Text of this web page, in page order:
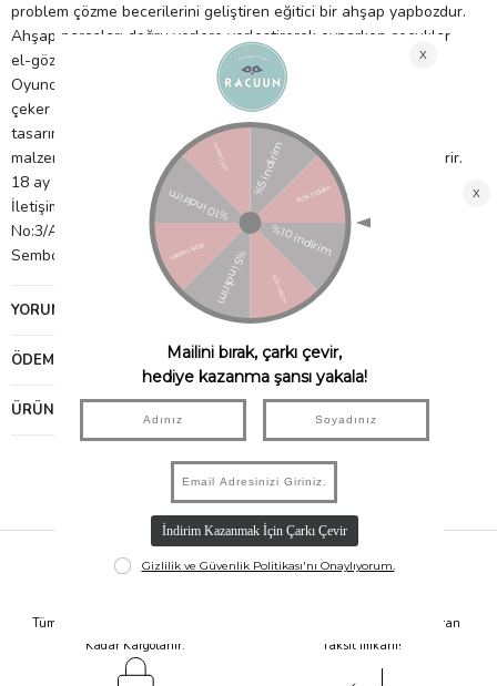
problem çözme becerilerini geliştiren eğitici bir ahşap yapbozdur.
Ahşap parçaları doğru yerlere yerleştirerek oynarken çocuklar
el-göz koordinasyonlarını ve şekil-sıra ilişkisini güçlendirir.
Oyuncak üzerindeki renkli çiftlik figürleri, çocukların dikkatini
çeker ve oyunu daha eğlenceli hale getirir. Sade ve dayanıklı
tasarımı sayesinde uzun süreli kullanım için uygundur. Ahşap
malzeme FSC sertifikalıdır. Ölçüler: 22.5*29*1 cm 12 parça içerir.
18 ay ve üzeri için uygundur. İthalatçı Firma Bilgileri: Petitmag
İletişim ve Ticaret Limited Şirketi Fenerbahçe Mah. Lalezar Sok.
No:3/A Kadıköy İ
[email protected]Menşei: ÇİN Uygunluk
Sembolü: Ürün görselinde bulunuyor.
YORUMLAR
ÖDEME SEÇENEKLERI
ÜRÜN ÖNERILERI
Tüm Siparişleriniz Aynı Gün 14.00'a
Kadar Kargolanır.
Tüm Ürünlerde 6 Aya Kadar Varan
Taksit İmkanı!